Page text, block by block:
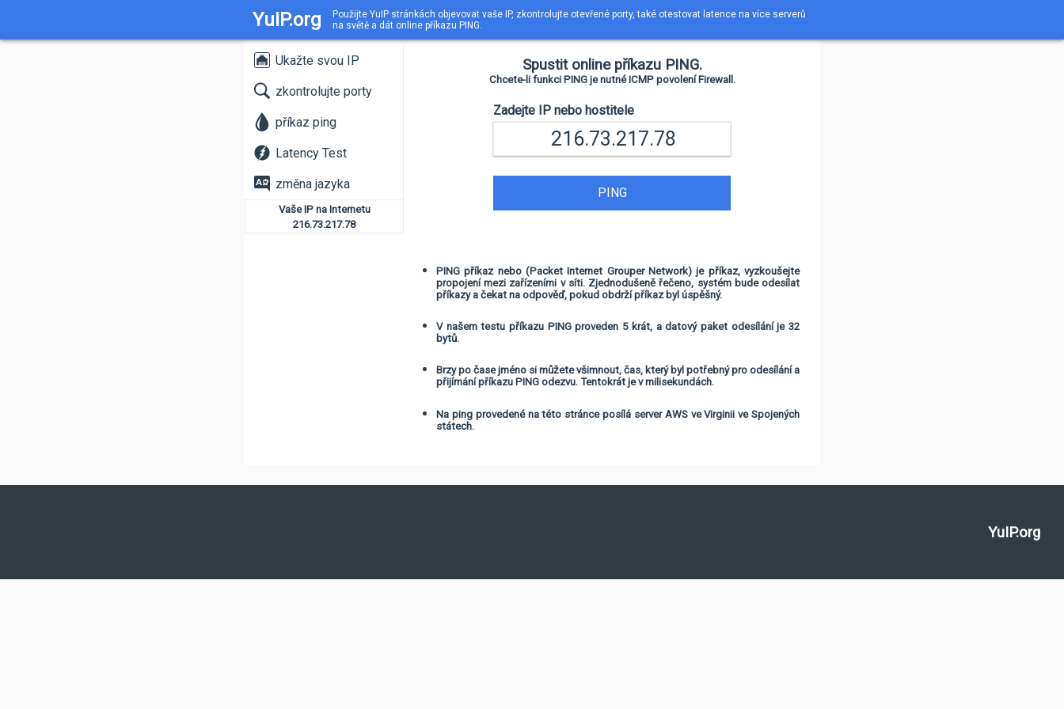
YuIP.org
Použijte YuIP stránkách objevovat vaše IP, zkontrolujte otevřené porty, také otestovat latence na více serverů
na světě a dát online příkazu PING.
Ukažte svou IP
zkontrolujte porty
příkaz ping
Latency Test
změna jazyka
Vaše IP na Internetu
216.73.217.78
Spustit online příkazu PING.
Chcete-li funkci PING je nutné ICMP povolení Firewall.
Zadejte IP nebo hostitele
PING
PING příkaz nebo (Packet Internet Grouper Network) je příkaz, vyzkoušejte
propojení mezi zařízeními v síti. Zjednodušeně řečeno, systém bude odesílat
příkazy a čekat na odpověď, pokud obdrží příkaz byl úspěšný.
V našem testu příkazu PING proveden 5 krát, a datový paket odesílání je 32
bytů.
Brzy po čase jméno si můžete všimnout, čas, který byl potřebný pro odesílání a
přijímání příkazu PING odezvu. Tentokrát je v milisekundách.
Na ping provedené na této stránce posílá server AWS ve Virginii ve Spojených
státech.
YuIP.org